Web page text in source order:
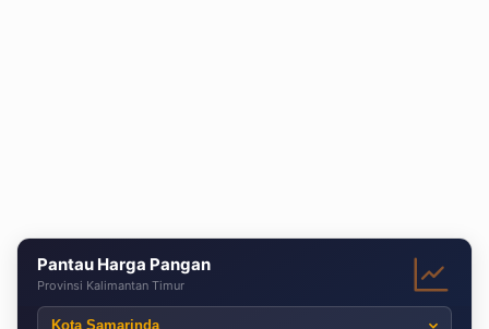
Pantau Harga Pangan
Provinsi Kalimantan Timur